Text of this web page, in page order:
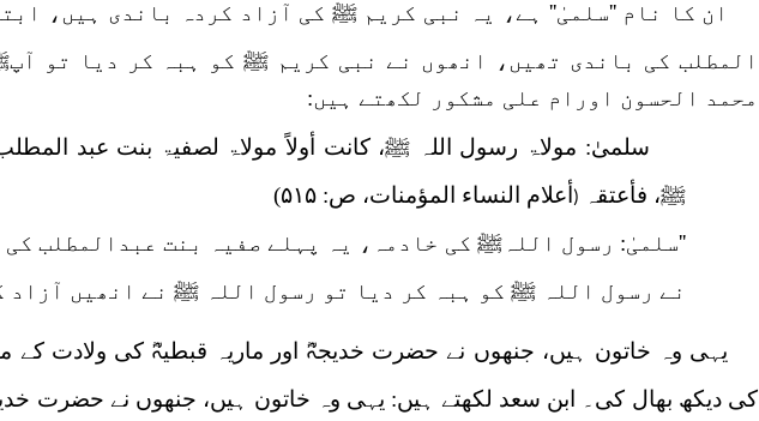
ان کا نام ''سلمیٰ'' ہے، یہ نبی کریم ﷺ کی آزاد کردہ باندی ہیں،
المطلب کی باندی تھیں، انھوں نے نبی کریم ﷺ کو ہبہ کر دیا تو
محمد الحسون اورام علی مشکور لکھتے ہیں:
سلمیٰ: مولاۃ رسول اللہ ﷺ، کانت أولاً مولاۃ لصفیۃ بنت عبد
ﷺ، فأعتقہ
(أعلام النساء المؤمنات، ص: ۵۱۵)
''سلمیٰ: رسول اللہﷺ کی خادمہ، یہ پہلے صفیہ بنت عبدالمطلب کی
نے رسول اللہ ﷺ کو ہبہ کر دیا تو رسول اللہ ﷺ نے انھیں آزاد
یہی وہ خاتون ہیں، جنھوں نے حضرت خدیجہؓ اور ماریہ قبطیہؓ کی ولادت کے
کی دیکھ بھال کی۔ ابن سعد لکھتے ہیں: یہی وہ خاتون ہیں، جنھوں نے حضرت